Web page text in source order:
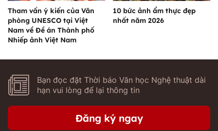
Tham vấn ý kiến của Văn
phòng UNESCO tại Việt
Nam về Đề án Thành phố
Nhiếp ảnh Việt Nam
10 bức ảnh ẩm thực đẹp
nhất năm 2026
Bạn đọc đặt Thời báo Văn học Nghệ thuật dài
hạn vui lòng để lại thông tin
Đăng ký ngay